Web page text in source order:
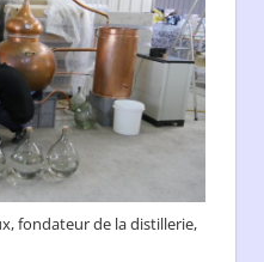
fondateur de la distillerie,